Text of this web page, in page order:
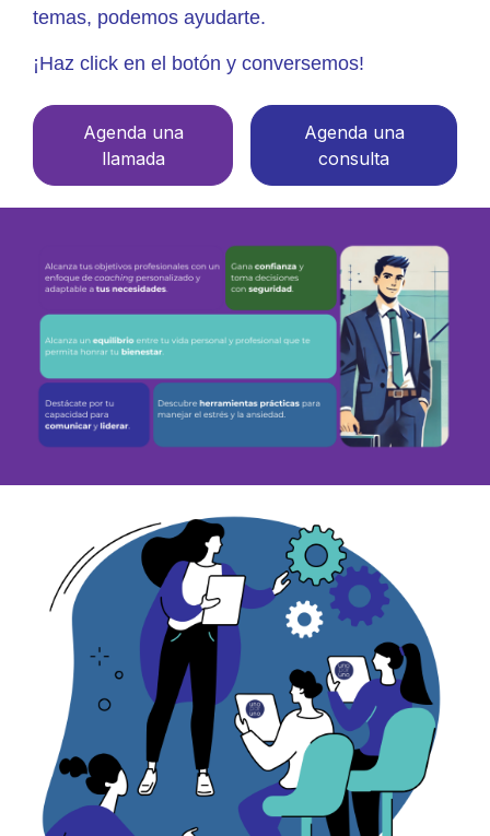
temas, podemos ayudarte.
¡Haz click en el botón y conversemos!
Agenda una
llamada
Agenda una
consulta